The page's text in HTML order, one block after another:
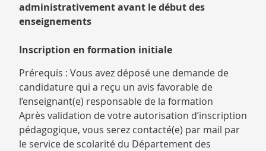
administrativement avant le début des
enseignements
Inscription en formation initiale
Prérequis : Vous avez déposé une demande de
candidature qui a reçu un avis favorable de
l’enseignant(e) responsable de la formation
Après validation de votre autorisation d’inscription
pédagogique, vous serez contacté(e) par mail par
le service de scolarité du Département des